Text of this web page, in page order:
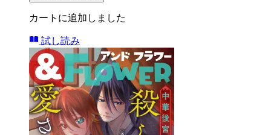
カートに追加しました
試し読み